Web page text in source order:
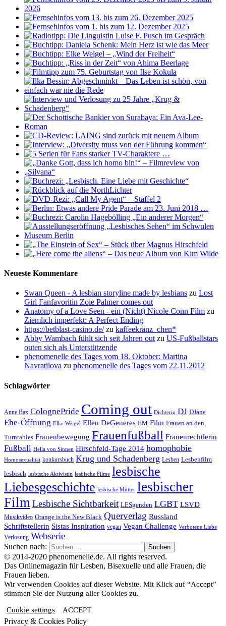
Neueste Kommentare
Swan Queen - A lesbian storyline made by lesbians zu Lost
Girl Fanfavoritin Zoie Palmer comes out
Anatomy of a Love Seen - ein (Nicht) Nicole Conn Film zu
Ziemlich imperfekt: A Perfect Ending
https://betblast-casino.de/zu kaffeekränz_chen*
Abby Wambach fühlt sich seit Jahren out zu US-Fußballstars
outen sich als Unterstützende
phenomenelle des Tages vom 18. Oktober: Martina
Navratilova zu phenomenelle des Tages vom 22.11.2012
Schlagwörter
Anne Bax ColognePride Coming out Dichterin DJ DJane
Ehe-Öffnung Elke Weigel Ellen DeGeneres EM Film Frauen an den
Turntables Frauenbewegung Frauenfußball Frauenrechtlerin
Fußball Hella von Sinnen Hirschfeld-Tage 2014 homophobie
Homosexualität konkursbuch Krug und Schadenberg Lesben Lesbenfilm
lesbisch lesbische Aktivistin lesbische Filme lesbische
Liebesgeschichte lesbische Mütter lesbischer
Film Lesbische Sichtbarkeit LESgenden LGBT LSVD
Musikvideo Orange is the New Black Querverlag Russland
Schriftstellerin Sistas Inspiration vegan Vegan Challenge Verbotene Liebe
Verlosung Webserie
Suchen nach:
© 2014-2020 phenomenelle.de. All rights reserved.
Das Onlinemagazin für Lesben, Bisexuelle und alle Frauen, die
Frauen lieben.
Wir verwenden Cookies auf dieser Website. Mit Klick auf “Accept”
stimmen Sie der Nutzung aller Cookies zu.
Cookie settings ACCEPT
Privacy & Cookies Policy